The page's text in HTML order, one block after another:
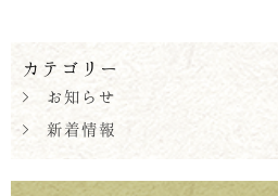
カテゴリー
> お知らせ
> 新着情報